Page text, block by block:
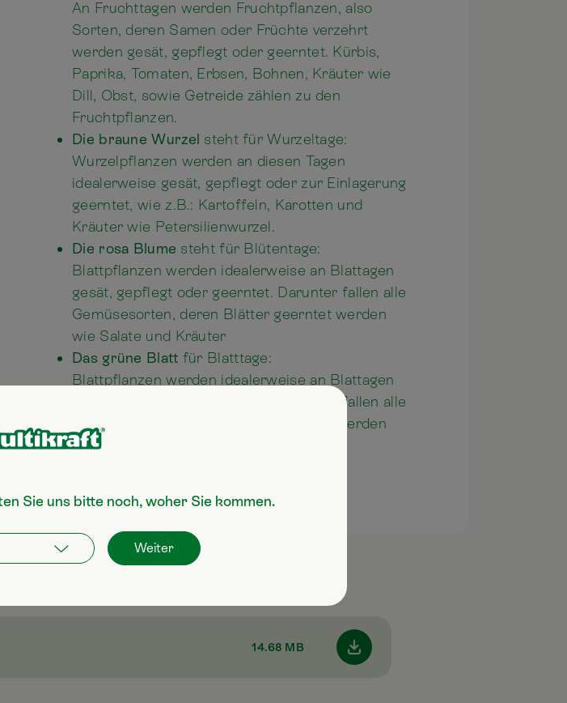
An Fruchttagen werden Fruchtpflanzen, also
Sorten, deren Samen oder Früchte verzehrt
werden gesät, gepflegt oder geerntet. Kürbis,
Paprika, Tomaten, Erbsen, Bohnen, Kräuter wie
Dill, Obst, sowie Getreide zählen zu den
Fruchtpflanzen.
Die braune Wurzel steht für Wurzeltage:
Wurzelpflanzen werden an diesen Tagen
idealerweise gesät, gepflegt oder zur Einlagerung
geerntet, wie z.B.: Kartoffeln, Karotten und
Kräuter wie Petersilienwurzel.
Die rosa Blume steht für Blütentage:
Blattpflanzen werden idealerweise an Blattagen
gesät, gepflegt oder geerntet. Darunter fallen alle
Gemüsesorten, deren Blätter geerntet werden
wie Salate und Kräuter
Das grüne Blatt für Blatttage:
Blattpflanzen werden idealerweise an Blattagen
gesät, gepflegt oder geerntet. Darunter fallen alle
Gemüsesorten, deren Blätter geerntet werden
wie Salate und Kräuter.
14.68 MB
Sie uns bitte noch, woher Sie kommen.
Weiter